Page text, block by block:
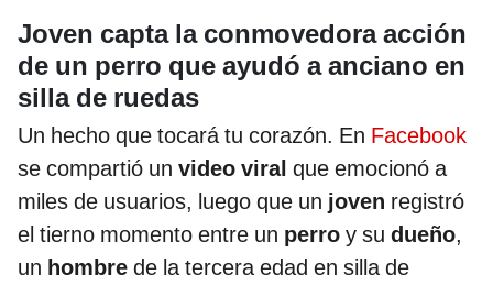
Joven capta la conmovedora acción
de un perro que ayudó a anciano en
silla de ruedas
Un hecho que tocará tu corazón. En Facebook
se compartió un video viral que emocionó a
miles de usuarios, luego que un joven registró
el tierno momento entre un perro y su dueño,
un hombre de la tercera edad en silla de